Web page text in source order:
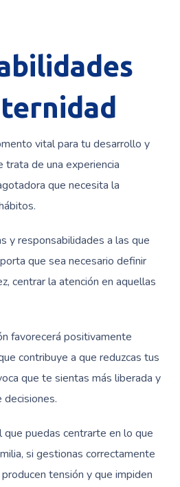
vital para tu desarrollo y
trata de una experiencia
que necesita la
y responsabilidades a las que
que sea necesario definir
centrar la atención en aquellas
favorecerá positivamente
contribuye a que reduzcas tus
que te sientas más liberada y
decisiones.
que puedas centrarte en lo que
si gestionas correctamente
tensión y que impiden